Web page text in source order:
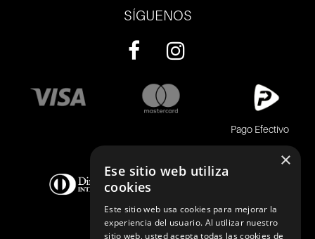
SÍGUENOS
Pago Efectivo
×
Ese sitio web utiliza
cookies
Este sitio web usa cookies para mejorar la
experiencia del usuario. Al utilizar nuestro
sitio web, usted acepta todas las cookies de